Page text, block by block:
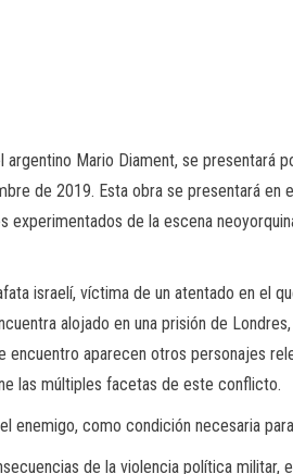
Mario Diament, se presentará
de 2019. Esta obra se presentará en
de la escena
israelí, víctima de un atentado en el
alojado en una prisión de
aparecen otros personajes
las múltiples facetas de este conflicto.
como condición necesaria
de la violencia política